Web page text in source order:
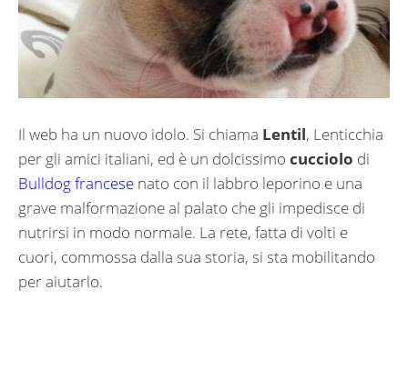
Il web ha un nuovo idolo. Si chiama Lentil, Lenticchia
per gli amici italiani, ed è un dolcissimo cucciolo di
Bulldog francese nato con il labbro leporino e una
grave malformazione al palato che gli impedisce di
nutrirsi in modo normale. La rete, fatta di volti e
cuori, commossa dalla sua storia, si sta mobilitando
per aiutarlo.